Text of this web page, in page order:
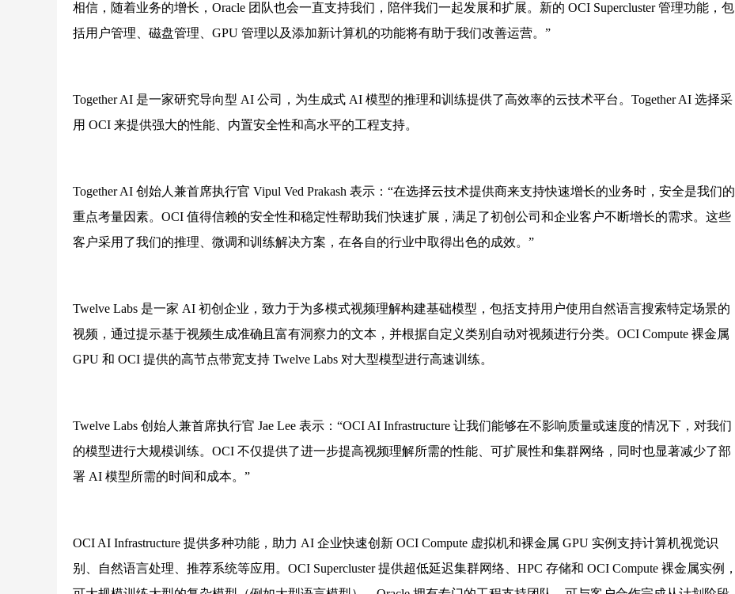
相信，随着业务的增长，Oracle 团队也会一直支持我们，陪伴我们一起发展和扩展。新的 OCI Supercluster 管理功能，包
括用户管理、磁盘管理、GPU 管理以及添加新计算机的功能将有助于我们改善运营。”
Together AI 是一家研究导向型 AI 公司，为生成式 AI 模型的推理和训练提供了高效率的云技术平台。Together AI 选择采
用 OCI 来提供强大的性能、内置安全性和高水平的工程支持。
Together AI 创始人兼首席执行官 Vipul Ved Prakash 表示：“在选择云技术提供商来支持快速增长的业务时，安全是我们的
重点考量因素。OCI 值得信赖的安全性和稳定性帮助我们快速扩展，满足了初创公司和企业客户不断增长的需求。这些
客户采用了我们的推理、微调和训练解决方案，在各自的行业中取得出色的成效。”
Twelve Labs 是一家 AI 初创企业，致力于为多模式视频理解构建基础模型，包括支持用户使用自然语言搜索特定场景的
视频，通过提示基于视频生成准确且富有洞察力的文本，并根据自定义类别自动对视频进行分类。OCI Compute 裸金属
GPU 和 OCI 提供的高节点带宽支持 Twelve Labs 对大型模型进行高速训练。
Twelve Labs 创始人兼首席执行官 Jae Lee 表示：“OCI AI Infrastructure 让我们能够在不影响质量或速度的情况下，对我们
的模型进行大规模训练。OCI 不仅提供了进一步提高视频理解所需的性能、可扩展性和集群网络，同时也显著减少了部
署 AI 模型所需的时间和成本。”
OCI AI Infrastructure 提供多种功能，助力 AI 企业快速创新 OCI Compute 虚拟机和裸金属 GPU 实例支持计算机视觉识
别、自然语言处理、推荐系统等应用。OCI Supercluster 提供超低延迟集群网络、HPC 存储和 OCI Compute 裸金属实例，